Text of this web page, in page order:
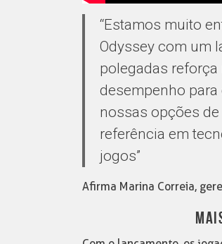
“Estamos muito
Odyssey com um
polegadas
desempenho
nossas opções
referência em
jogos”
Afirma Marina Correia,